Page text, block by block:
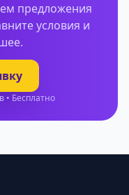
предложения
условия и
• Бесплатно